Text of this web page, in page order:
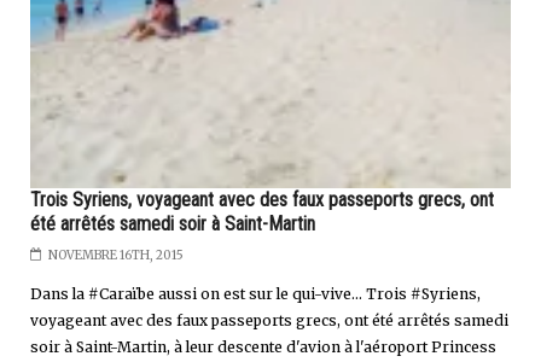
Trois Syriens, voyageant avec des faux passeports grecs, ont
été arrêtés samedi soir à Saint-Martin
NOVEMBRE 16TH, 2015
Dans la #Caraïbe aussi on est sur le qui-vive... Trois #Syriens,
voyageant avec des faux passeports grecs, ont été arrêtés samedi
soir à Saint-Martin, à leur descente d'avion à l'aéroport Princess